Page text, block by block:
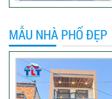
MẪU NHÀ PHỐ ĐẸP